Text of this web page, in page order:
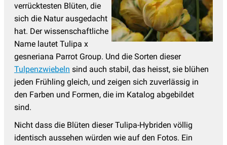
verrücktesten Blüten, die
sich die Natur ausgedacht
hat. Der wissenschaftliche
Name lautet Tulipa x
gesneriana Parrot Group. Und die Sorten dieser
Tulpenzwiebeln sind auch stabil, das heisst, sie blühen
jeden Frühling gleich, und zeigen sich zuverlässig in
den Farben und Formen, die im Katalog abgebildet
sind.
Nicht dass die Blüten dieser Tulipa-Hybriden völlig
identisch aussehen würden wie auf den Fotos. Ein